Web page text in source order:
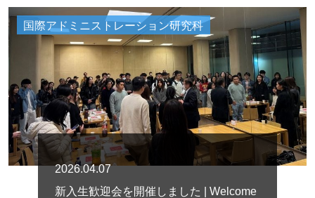
国際アドミニストレーション研究科
2026.04.07
新入生歓迎会を開催しました | Welcome